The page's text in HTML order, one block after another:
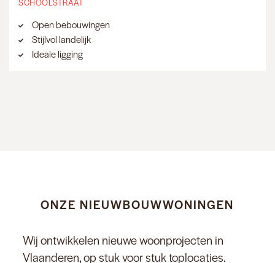
Open bebouwingen
Stijlvol landelijk
Ideale ligging
ONZE NIEUWBOUWWONINGEN
Wij ontwikkelen nieuwe woonprojecten in
Vlaanderen, op stuk voor stuk toplocaties.